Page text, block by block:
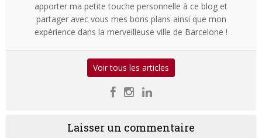
apporter ma petite touche personnelle à ce blog et
partager avec vous mes bons plans ainsi que mon
expérience dans la merveilleuse ville de Barcelone !
Voir tous les articles
Laisser un commentaire